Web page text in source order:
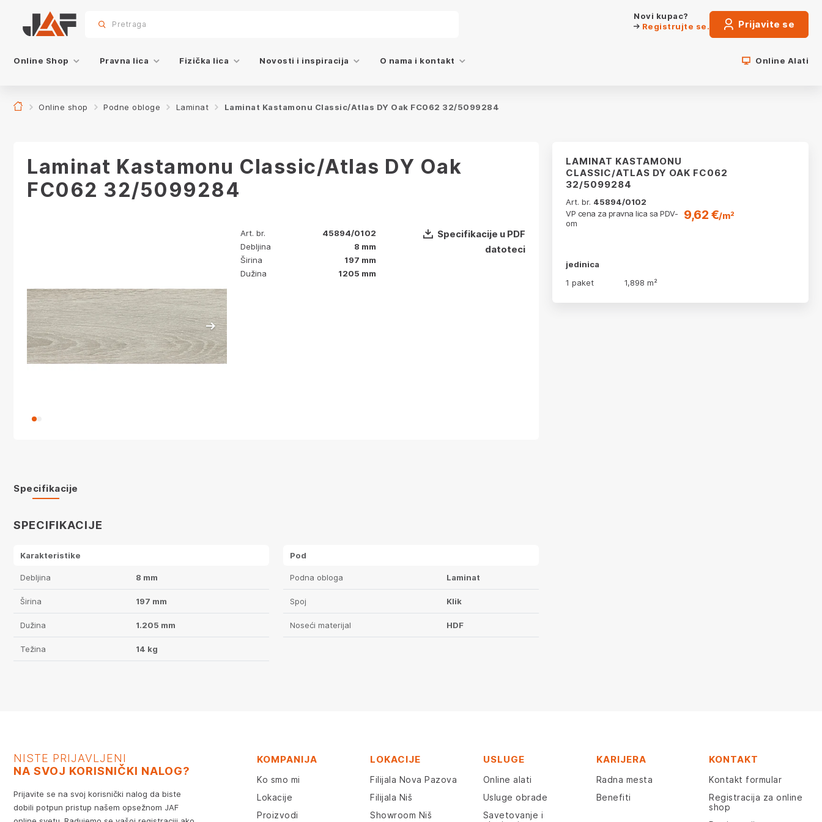
sr.skip-to.main-content
sr.skip-to.table-of-contents
sr.skip-to.main-navigation
Pretraga
Novi kupac?
Registrujte se.
Prijavite se
Online Shop Pravna lica Fizička lica Novosti i inspiracija O nama i kontakt Online Alati
Online shop Podne obloge Laminat Laminat Kastamonu Classic/Atlas DY Oak FC062 32/5099284
Laminat Kastamonu Classic/Atlas DY Oak
FC062 32/5099284
Art. br.
45894/0102
Debljina
8 mm
Širina
197 mm
Dužina
1205 mm
Specifikacije u PDF
datoteci
LAMINAT KASTAMONU
CLASSIC/ATLAS DY OAK FC062
32/5099284
Art. br. 45894/0102
VP cena za pravna lica sa PDV-
om
9,62 €/m²
jedinica
1 paket
1,898 m²
Specifikacije
SPECIFIKACIJE
Karakteristike
Debljina 8 mm
Širina 197 mm
Dužina 1.205 mm
Težina 14 kg
Pod
Podna obloga Laminat
Spoj Klik
Noseći materijal HDF
NISTE PRIJAVLJENI
NA SVOJ KORISNIČKI NALOG?
Prijavite se na svoj korisnički nalog da biste
dobili potpun pristup našem opsežnom JAF
KOMPANIJA
Ko smo mi
Lokacije
Proizvodi
LOKACIJE
Filijala Nova Pazova
Filijala Niš
Showroom Niš
USLUGE
Online alati
Usluge obrade
Savetovanje i
KARIJERA
Radna mesta
Benefiti
KONTAKT
Kontakt formular
Registracija za online
shop